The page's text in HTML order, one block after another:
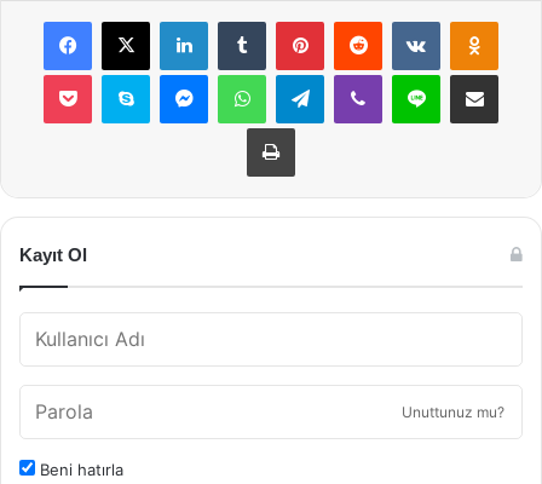
Facebook
X LinkedInTumblr PinterestReddit VKontakte
Pocket Skype MessengerWhatsAppTelegramViber Line E-Posta ile
Yazdır
Kayıt Ol
Unuttunuz mu?
Beni hatırla